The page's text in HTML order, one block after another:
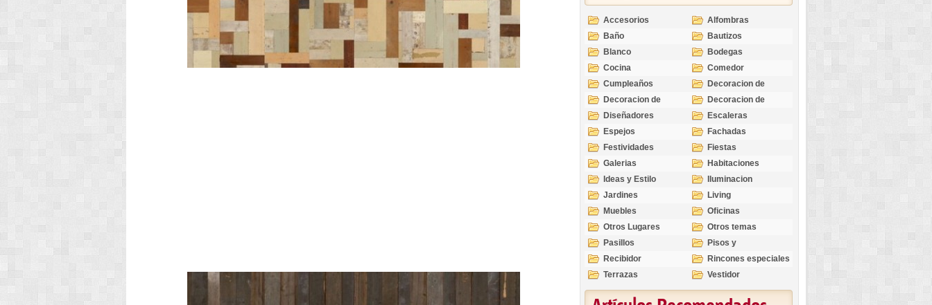
Accesorios
Alfombras
Baño
Bautizos
Blanco
Bodegas
Cocina
Comedor
Cumpleaños
Decoracion de
Exteriores
Decoracion de
Interiores
Decoracion de
Ocasiones
Diseñadores
Escaleras
Espejos
Fachadas
Festividades
Fiestas
Galerias
Habitaciones
Ideas y Estilo
Iluminacion
Jardines
Living
Muebles
Oficinas
Otros Lugares
Otros temas
Pasillos
Pisos y
revestimientos
Recibidor
Rincones especiales
Terrazas
Vestidor